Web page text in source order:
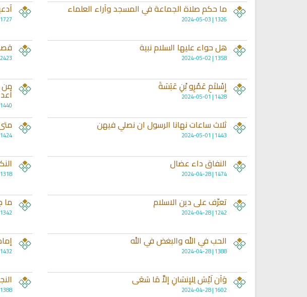
ما حكم صلاة الجماعة في المسجد وآراء العلماء
1326 | 2024-05-03
1727 | 2024-05-02
هل حواء عليها السلام نبية
1358 | 2024-05-02
2423 | 2024-05-01
إِسْلاَمِ عَمْرِو بْنِ عَبَسَةَ
1428 | 2024-05-01
1440 | 2024-05-01
ثلاث ساعات نهانا الرسول ان نصلي فيهن
1443 | 2024-05-01
1424 | 2024-04-30
النفاق داء عضال
1474 | 2024-04-28
1318 | 2024-04-28
تعرّف على دين الاسلام
1242 | 2024-04-28
ما
1342 | 2024-04-28
الحب في الله والبغض في الله
1388 | 2024-04-28
1432 | 2024-04-28
وَأَن لَّيْسَ لِلإنسَانِ إلاَّ مَا سَعَى
1602 | 2024-04-28
1388 | 2024-04-28
كتب الأسرة والمرأة المسلمة
كتاب تربية الاولاد في الاسلام
تحميل كتب السيرة النبوية
السيرة النبوية للأطفال والناشئة
تحميل كتب
السيرة